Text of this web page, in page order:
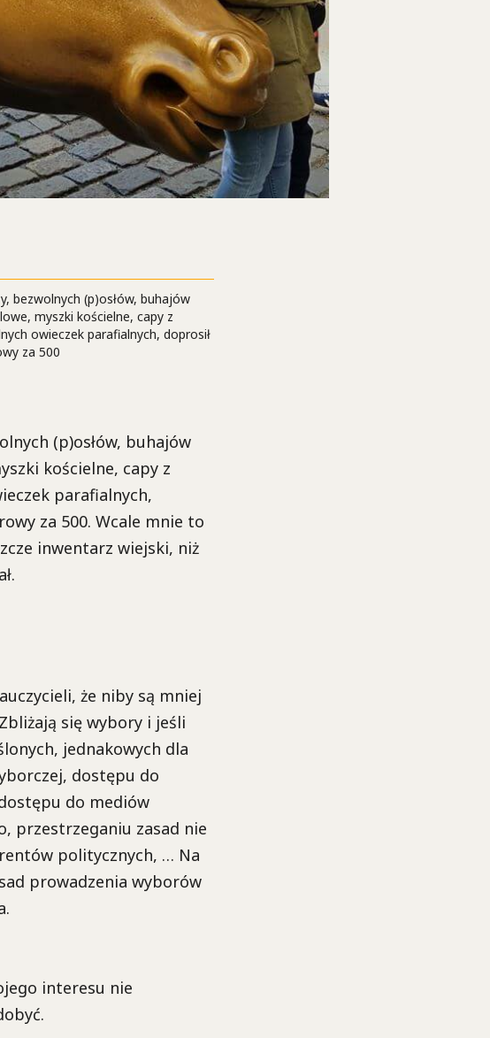
bezwolnych (p)osłów, buhajów
myszki kościelne, capy z
owieczek parafialnych, doprosił
za 500
(p)osłów, buhajów
kościelne, capy z
parafialnych,
za 500. Wcale mnie to
inwentarz wiejski, niż
że niby są mniej
się wybory i jeśli
jednakowych dla
dostępu do
do mediów
przestrzeganiu zasad nie
politycznych, … Na
prowadzenia wyborów
interesu nie